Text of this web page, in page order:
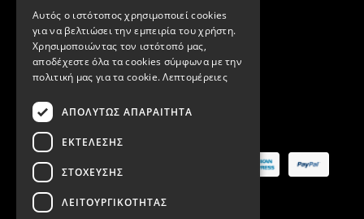
[email protected]
( +30 ) 2109935480
( +30 ) 2109954994
Αυτός ο ιστότοπος χρησιμοποιεί cookies
για να βελτιώσει την εμπειρία του χρήστη.
Χρησιμοποιώντας τον ιστότοπό μας,
αποδέχεστε όλα τα cookies σύμφωνα με την
πολιτική μας για τα cookie. Λεπτομέρειες
ΑΠΟΛΎΤΩΣ ΑΠΑΡΑΊΤΗΤΑ
ΕΚΤΈΛΕΣΗΣ
ΣΤΌΧΕΥΣΗΣ
ΛΕΙΤΟΥΡΓΙΚΌΤΗΤΑΣ